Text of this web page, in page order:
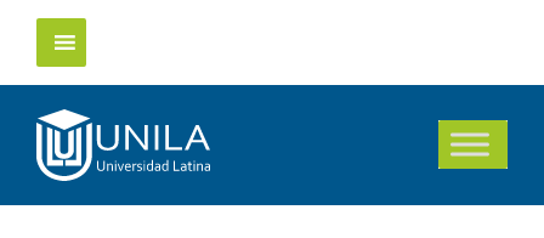
Saltar
contenido